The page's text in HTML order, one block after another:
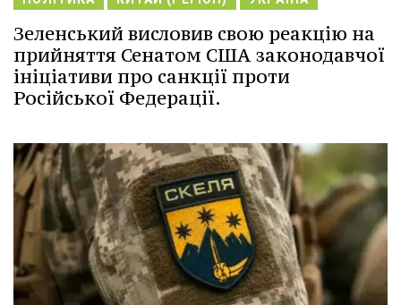
Зеленський висловив свою реакцію на
прийняття Сенатом США законодавчої
ініціативи про санкції проти
Російської Федерації.